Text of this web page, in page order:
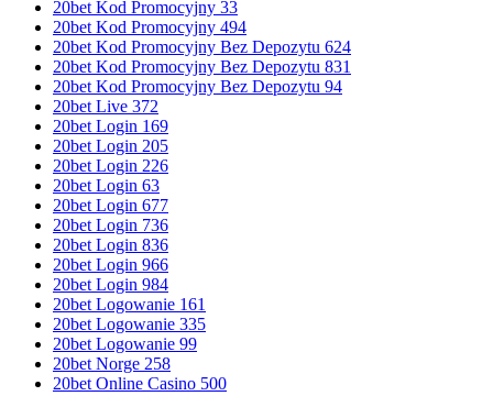
20bet Kod Promocyjny 33
20bet Kod Promocyjny 494
20bet Kod Promocyjny Bez Depozytu 624
20bet Kod Promocyjny Bez Depozytu 831
20bet Kod Promocyjny Bez Depozytu 94
20bet Live 372
20bet Login 169
20bet Login 205
20bet Login 226
20bet Login 63
20bet Login 677
20bet Login 736
20bet Login 836
20bet Login 966
20bet Login 984
20bet Logowanie 161
20bet Logowanie 335
20bet Logowanie 99
20bet Norge 258
20bet Online Casino 500